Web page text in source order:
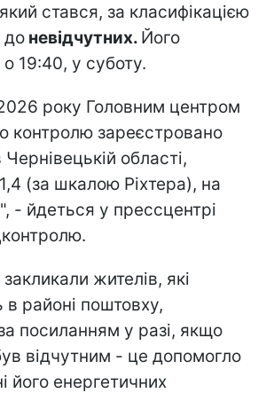
стався, за класифікацією
до невідчутних. Його
о 19:40, у суботу.
року Головним центром
контролю зареєстровано
області,
(за шкалою Ріхтера), на
- йдеться у прессцентрі
жителів, які
районі поштовху,
посиланням у разі, якщо
відчутним - це допомогло
його енергетичних